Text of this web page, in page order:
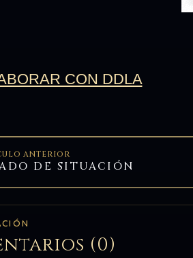
CON DDLA
ANTERIOR
DE SITUACIÓN
(0)